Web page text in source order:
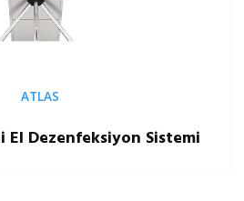
ATLAS
El Dezenfeksiyon Sistemi